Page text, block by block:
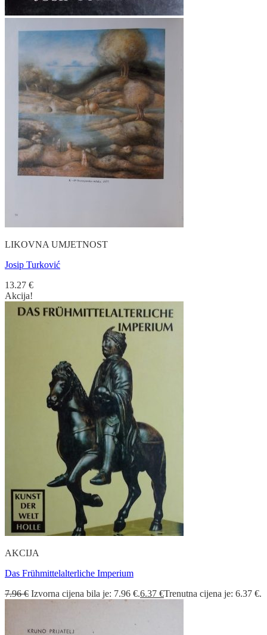
LIKOVNA UMJETNOST
Josip Turković
13.27 €
Akcija!
AKCIJA
Das Frühmittelalterliche Imperium
7.96€ Izvorna cijena bila je: 7.96 €.6.37 €Trenutna cijena je: 6.37 €.